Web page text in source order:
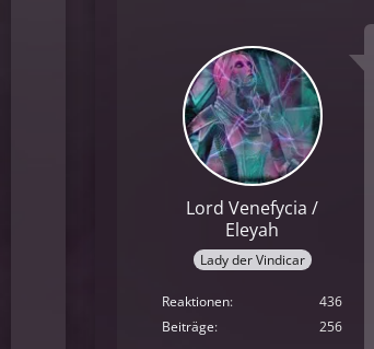
Lord Venefycia /
Eleyah
Lady der Vindicar
Reaktionen
436
Beiträge
256